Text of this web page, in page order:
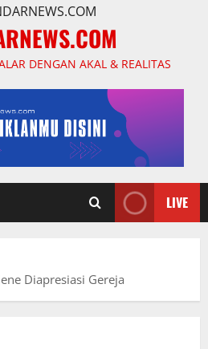
DENGAN AKAL & REALITAS
LIVE
Diapresiasi Gereja